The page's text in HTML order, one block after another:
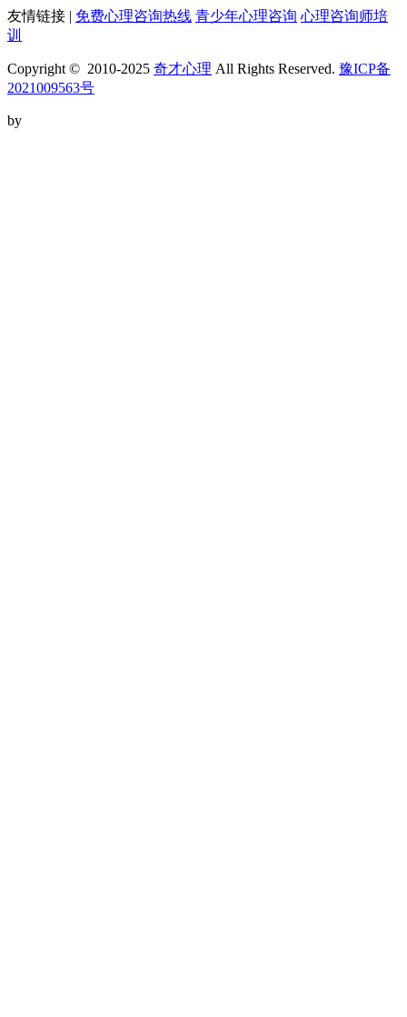
友情链接 | 免费心理咨询热线 青少年心理咨询 心理咨询师培
训
Copyright © 2010-2025 奇才心理 All Rights Reserved. 豫ICP备
2021009563号
by